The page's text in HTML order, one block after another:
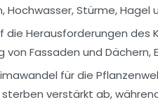
Hochwasser, Stürme,
Herausforderungen des
von Fassaden und
für die
verstärkt ab,